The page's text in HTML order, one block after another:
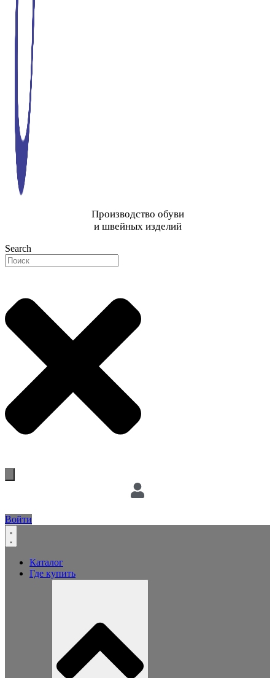
Производство обуви
и швейных изделий
Search
Войти
Каталог
Где купить